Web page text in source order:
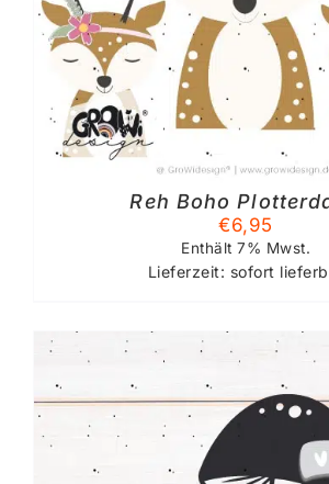
Reh Boho
€6,95
Enthält 7% Mwst.
Lieferzeit: sofort